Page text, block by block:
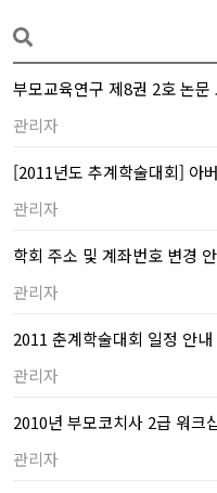
부모교육연구 제8권 2호 논문
관리자
[2011년도 추계학술대회] 아
관리자
학회 주소 및 계좌번호 변경
관리자
2011 춘계학술대회 일정 안내
관리자
2010년 부모코치사 2급 워크
관리자